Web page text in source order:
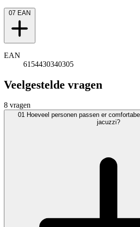
07 EAN
EAN
6154430340305
Veelgestelde vragen
8 vragen
01 Hoeveel personen passen er
jacuzzi?